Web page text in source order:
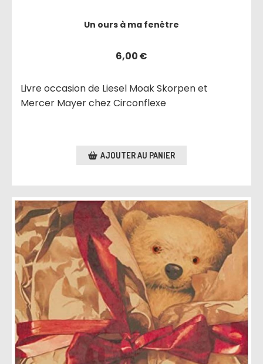
Un ours à ma fenêtre
6,00€
Livre occasion de Liesel Moak Skorpen et
Mercer Mayer chez Circonflexe
AJOUTER AU PANIER